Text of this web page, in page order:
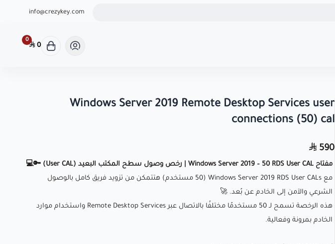
info@crezykey.com
0
0
Windows Server 2019 Remote Desktop Services user
connections (50) cal
590
مفتاح Windows Server 2019 – 50 RDS User CAL | رخص وصول سطح المكتب البعيد (User CAL) 🔑💻
مع Windows Server 2019 RDS User CALs (50 مستخدم) هتتمكن من تزويد فريق كامل بالوصول
الشرعي والآمن إلى الخادم عن بُعد. 🚀
هذه الرخصة تسمح لـ 50 مستخدمًا مختلفًا بالاتصال عبر Remote Desktop Services واستخدام موارد
الخادم بمرونة وفعالية.